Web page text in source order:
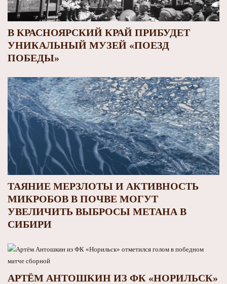
В КРАСНОЯРСКИЙ КРАЙ ПРИБУДЕТ
УНИКАЛЬНЫЙ МУЗЕЙ «ПОЕЗД
ПОБЕДЫ»
ТАЯНИЕ МЕРЗЛОТЫ И АКТИВНОСТЬ
МИКРОБОВ В ПОЧВЕ МОГУТ
УВЕЛИЧИТЬ ВЫБРОСЫ МЕТАНА В
СИБИРИ
АРТЁМ АНТОШКИН ИЗ ФК «НОРИЛЬСК»